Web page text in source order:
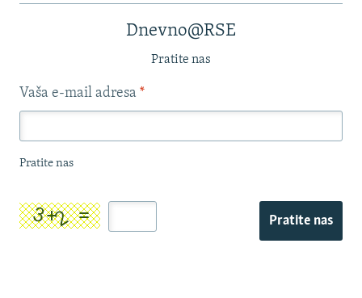
Dnevno@RSE
Pratite nas
Vaša e-mail adresa *
Pratite nas
Pratite nas